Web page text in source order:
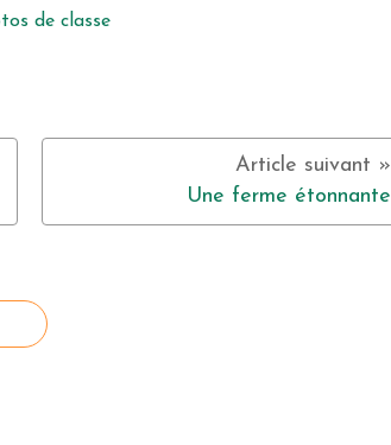
Une ferme étonnante